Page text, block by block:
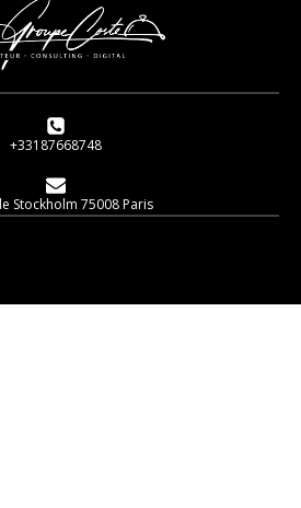
+33187668748
Stockholm 75008 Paris